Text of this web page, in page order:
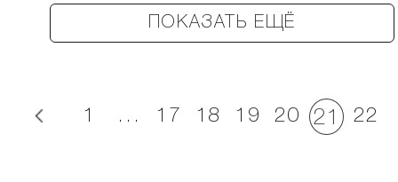
ПОКАЗАТЬ ЕЩЁ
1 ... 17 18 19 20 21 22